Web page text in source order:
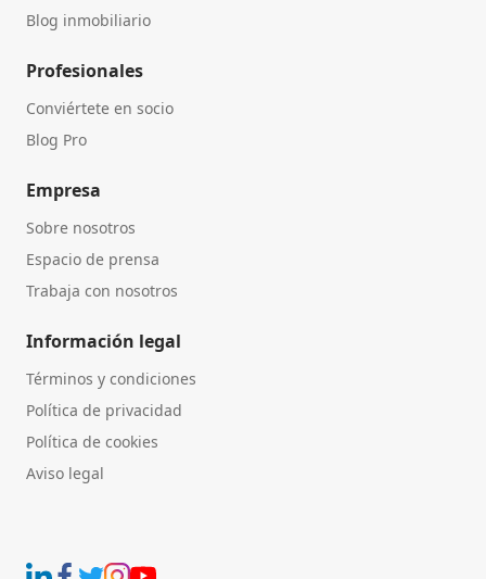
Blog inmobiliario
Profesionales
Conviértete en socio
Blog Pro
Empresa
Sobre nosotros
Espacio de prensa
Trabaja con nosotros
Información legal
Términos y condiciones
Política de privacidad
Política de cookies
Aviso legal